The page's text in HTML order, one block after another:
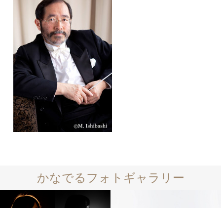
かなでるフォトギャラリー